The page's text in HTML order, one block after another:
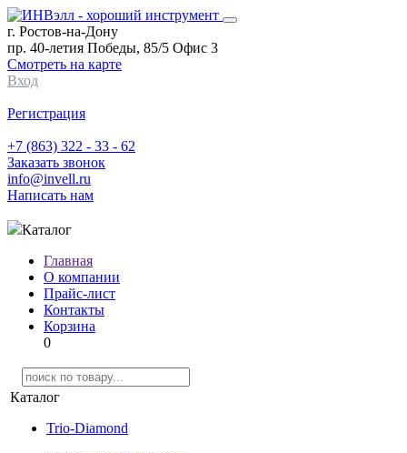
г. Ростов-на-Дону
пр. 40-летия Победы, 85/5 Офис 3
Смотреть на карте
Вход
Регистрация
+7 (863) 322 - 33 - 62
Заказать звонок
info@invell.ru
Написать нам
Каталог
Главная
О компании
Прайс-лист
Контакты
Корзина
0
Каталог
Trio-Diamond